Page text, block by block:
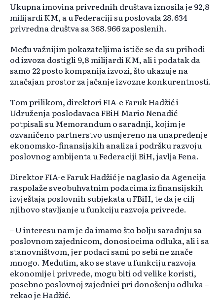
Ukupna imovina privrednih društava iznosila je 92,8
milijardi KM, a u Federaciji su poslovala 28.634
privredna društva sa 368.966 zaposlenih.
Među važnijim pokazateljima ističe se da su prihodi
od izvoza dostigli 9,8 milijardi KM, ali i podatak da
samo 22 posto kompanija izvozi, što ukazuje na
značajan prostor za jačanje izvozne konkurentnosti.
Tom prilikom, direktori FIA-e Faruk Hadžić i
Udruženja poslodavaca FBiH Mario Nenadić
potpisali su Memorandum o saradnji, kojim je
ozvaničeno partnerstvo usmjereno na unapređenje
ekonomsko-finansijskih analiza i podršku razvoju
poslovnog ambijenta u Federaciji BiH, javlja Fena.
Direktor FIA-e Faruk Hadžić je naglasio da Agencija
raspolaže sveobuhvatnim podacima iz finansijskih
izvještaja poslovnih subjekata u FBiH, te da je cilj
njihovo stavljanje u funkciju razvoja privrede.
– U interesu nam je da imamo što bolju saradnju sa
poslovnom zajednicom, donosiocima odluka, ali i sa
stanovništvom, jer podaci sami po sebi ne znače
mnogo. Međutim, ako se stave u funkciju razvoja
ekonomije i privrede, mogu biti od velike koristi,
posebno poslovnoj zajednici pri donošenju odluka –
rekao je Hadžić.